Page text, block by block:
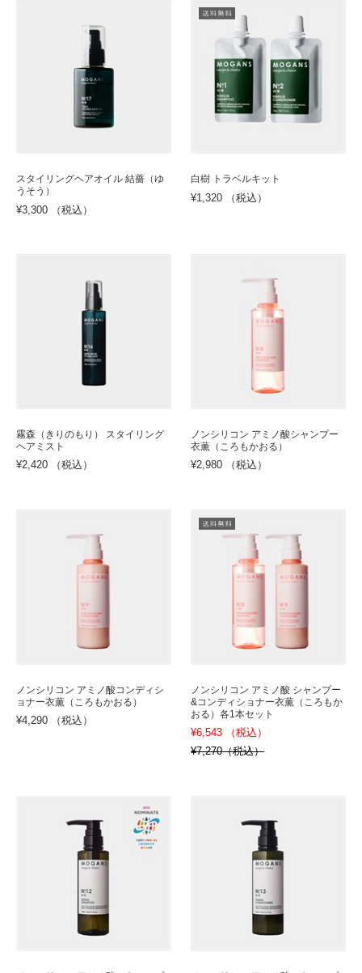
スタイリングヘアオイル 結薔（ゆ
うそう）
¥3,300 （税込）
白樹 トラベルキット
¥1,320 （税込）
霧森（きりのもり） スタイリング
ヘアミスト
¥2,420 （税込）
ノンシリコン アミノ酸シャンプー
衣薫（ころもかおる）
¥2,980 （税込）
ノンシリコン アミノ酸コンディシ
ョナー衣薫（ころもかおる）
¥4,290 （税込）
ノンシリコン アミノ酸 シャンプー
&コンディショナー衣薫（ころもか
おる）各1本セット
¥6,543 （税込）
¥7,270（税込）